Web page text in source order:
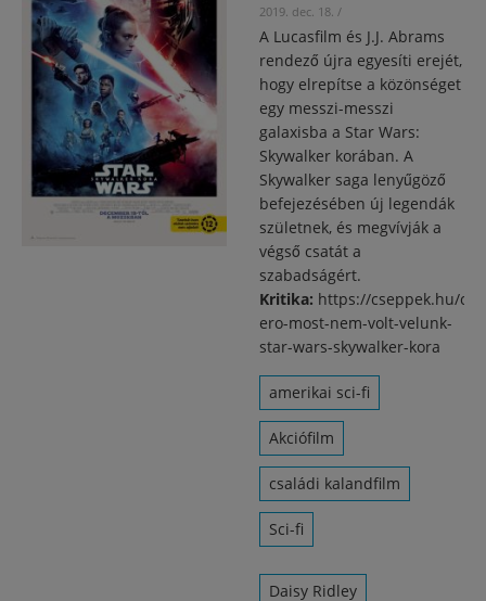
2019. dec. 18. /
A Lucasfilm és J.J. Abrams
rendező újra egyesíti erejét,
hogy elrepítse a közönséget
egy messzi-messzi
galaxisba a Star Wars:
Skywalker korában. A
Skywalker saga lenyűgöző
befejezésében új legendák
születnek, és megvívják a
végső csatát a
szabadságért.
Kritika: https://cseppek.hu/
ero-most-nem-volt-velunk-
star-wars-skywalker-kora
amerikai sci-fi
Akciófilm
családi kalandfilm
Sci-fi
Daisy Ridley